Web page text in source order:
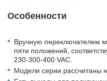
Особенности
Вручную переключателем
пяти положений,
230-300-400 VAC.
Модели серии рассчитаны